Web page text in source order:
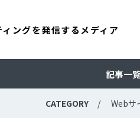
ングを発信するメディア
記事一
CATEGORY Webサ